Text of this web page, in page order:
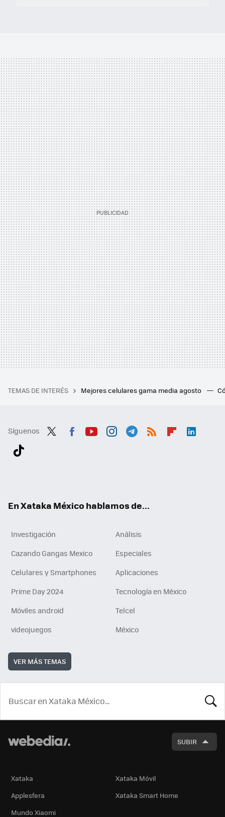
TEMAS DE INTERÉS Mejores celulares gama media agosto
Síguenos
En Xataka México hablamos de...
Investigación
Análisis
Cazando Gangas Mexico
Especiales
Celulares y Smartphones
Aplicaciones
Prime Day 2024
Tecnología en México
Móviles android
Telcel
videojuegos
México
VER MÁS TEMAS
SUBIR
Xataka
Xataka Móvil
Applesfera
Xataka Smart Home
Mundo Xiaomi